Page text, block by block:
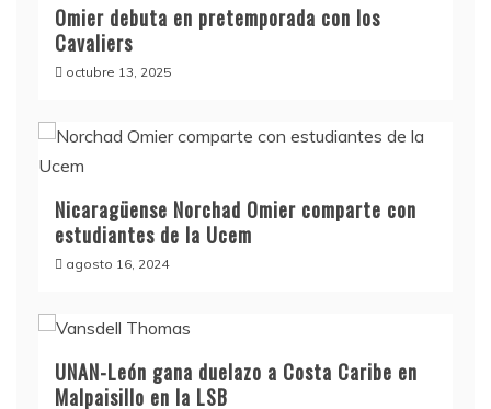
Omier debuta en pretemporada con los
Cavaliers
octubre 13, 2025
Nicaragüense Norchad Omier comparte con
estudiantes de la Ucem
agosto 16, 2024
UNAN-León gana duelazo a Costa Caribe en
Malpaisillo en la LSB